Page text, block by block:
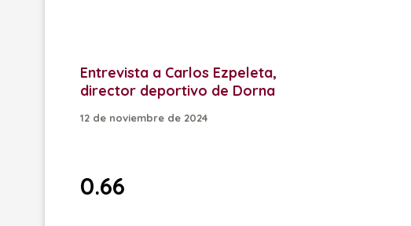
Entrevista a Carlos Ezpeleta,
director deportivo de Dorna
12 de noviembre de 2024